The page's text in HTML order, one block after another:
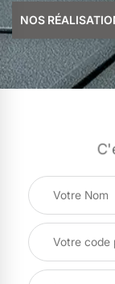
NOS